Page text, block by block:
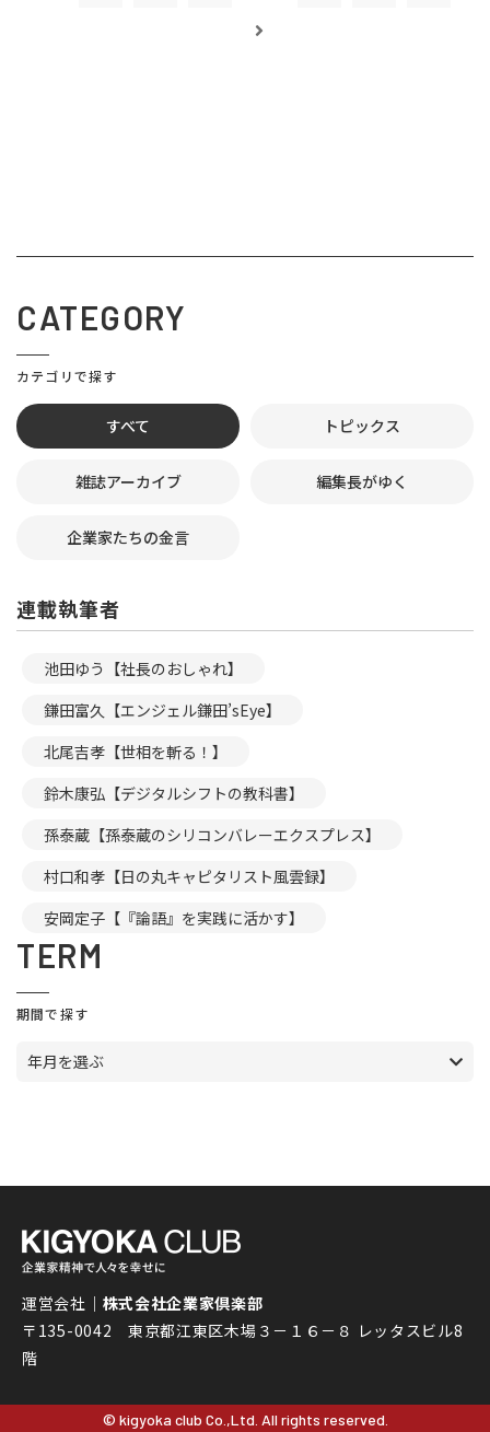
CATEGORY
カテゴリで探す
すべて トピックス
雑誌アーカイブ 編集長がゆく
企業家たちの金言
連載執筆者
池田ゆう【社長のおしゃれ】
鎌田富久【エンジェル鎌田’sEye】
北尾吉孝【世相を斬る！】
鈴木康弘【デジタルシフトの教科書】
孫泰蔵【孫泰蔵のシリコンバレーエクスプレス】
村口和孝【日の丸キャピタリスト風雲録】
安岡定子【『論語』を実践に活かす】
TERM
期間で探す
年月を選ぶ
運営会社｜ 株式会社企業家倶楽部
〒135-0042 東京都江東区木場３－１６－８ レッタスビル8
階
© kigyoka club Co.,Ltd. All rights reserved.